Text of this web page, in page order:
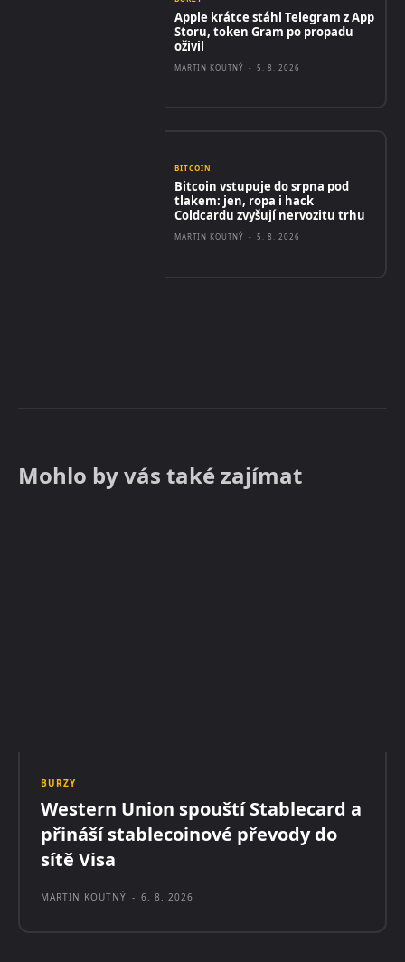
Apple krátce stáhl Telegram z App
Storu, token Gram po propadu
oživil
MARTIN KOUTNÝ - 5. 8. 2026
BITCOIN
Bitcoin vstupuje do srpna pod
tlakem: jen, ropa i hack
Coldcardu zvyšují nervozitu trhu
MARTIN KOUTNÝ - 5. 8. 2026
Mohlo by vás také zajímat
BURZY
Western Union spouští Stablecard a
přináší stablecoinové převody do
sítě Visa
MARTIN KOUTNÝ - 6. 8. 2026